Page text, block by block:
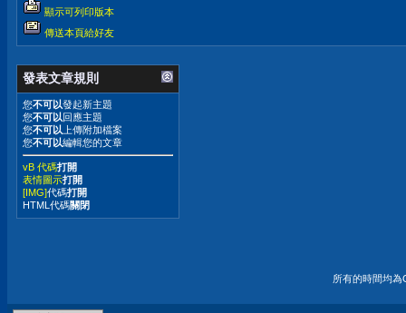
顯示可列印版本
傳送本頁給好友
發表文章規則
您不可以發起新主題
您不可以回應主題
您不可以 上傳附加檔案
您不可以編輯您的文章
vB 代碼打開
表情圖示打開
[IMG]代碼打開
HTML代碼關閉
所有的時間均為